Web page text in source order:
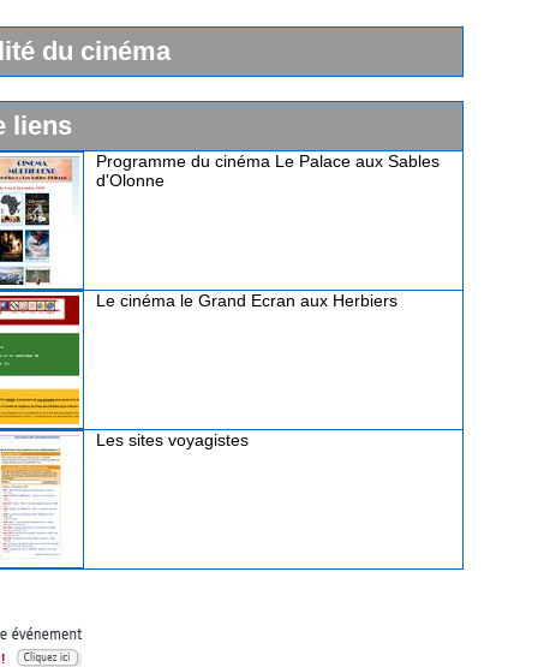
du cinéma
liens
Programme du cinéma Le Palace aux Sables
d'Olonne
Le cinéma le Grand Ecran aux Herbiers
Les sites voyagistes